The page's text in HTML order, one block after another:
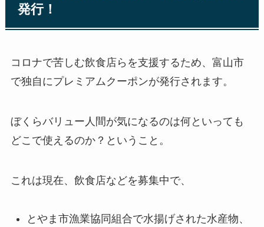
発行！
コロナで苦しむ飲食店らを支援するため、富山市
で独自にプレミアムクーポンが発行されます。
ぼくらバリュー人間が気になるのは何といっても
どこで使えるのか？ということ。
これは現在、飲食店などを募集中で、
とやま市漁業協同組合で水揚げされた水産物、